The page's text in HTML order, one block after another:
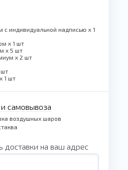
индивидуальной надписью x 1
x 1 шт
x 5 шт
x 2 шт
1 шт
самовывоза
воздушных шаров
доставки на ваш адрес